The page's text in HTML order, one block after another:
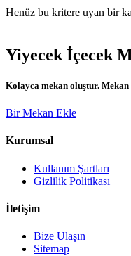
Henüz bu kritere uyan bir
Yiyecek İçecek
Kolayca mekan oluştur. Mekan
Bir Mekan Ekle
Kurumsal
Kullanım Şartları
Gizlilik Politikası
İletişim
Bize Ulaşın
Sitemap